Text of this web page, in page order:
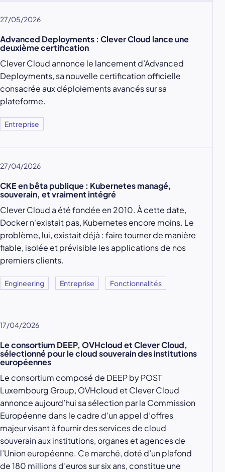
27/05/2026
Advanced Deployments : Clever Cloud lance une
deuxième certification
Clever Cloud annonce le lancement d’Advanced
Deployments, sa nouvelle certification officielle
consacrée aux déploiements avancés sur sa
plateforme.
Entreprise
27/04/2026
CKE en bêta publique : Kubernetes managé,
souverain, et vraiment intégré
Clever Cloud a été fondée en 2010. À cette date,
Docker n'existait pas, Kubernetes encore moins. Le
problème, lui, existait déjà : faire tourner de manière
fiable, isolée et prévisible les applications de nos
premiers clients.
Engineering Entreprise Fonctionnalités
17/04/2026
Le consortium DEEP, OVHcloud et Clever Cloud,
sélectionné pour le cloud souverain des institutions
européennes
Le consortium composé de DEEP by POST
Luxembourg Group, OVHcloud et Clever Cloud
annonce aujourd’hui sa sélection par la Commission
Européenne dans le cadre d’un appel d’offres
majeur visant à fournir des services de cloud
souverainaux institutions, organes et agences de
l’Union européenne. Ce marché, doté d’un plafond
de 180 millions d’euros sur six ans, constitue une